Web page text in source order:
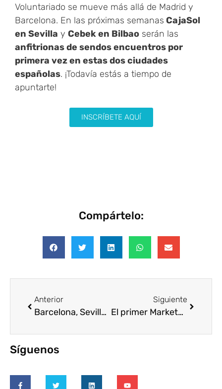
Voluntariado se mueve más allá de Madrid y
Barcelona. En las próximas semanas CajaSol
en Sevilla y Cebek en Bilbao serán las
anfitrionas de sendos encuentros por
primera vez en estas dos ciudades
españolas. ¡Todavía estás a tiempo de
apuntarte!
INSCRÍBETE AQUÍ
Compártelo:
Anterior
Barcelona, Sevilla y Bilbao celebran por primera vez el mayor Marketplace de Voluntariado Corporativo de Voluntare
Siguiente
El primer Marketplace de Voluntariado Corporativo llega a Sevilla
Síguenos